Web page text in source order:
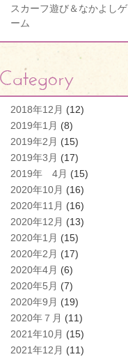
スカーフ遊び＆なかよしゲ
ーム
2018年12月 (12)
2019年1月 (8)
2019年2月 (15)
2019年3月 (17)
2019年 4月 (15)
2020年10月 (16)
2020年11月 (16)
2020年12月 (13)
2020年1月 (15)
2020年2月 (17)
2020年4月 (6)
2020年5月 (7)
2020年9月 (19)
2020年７月 (11)
2021年10月 (15)
2021年12月 (11)